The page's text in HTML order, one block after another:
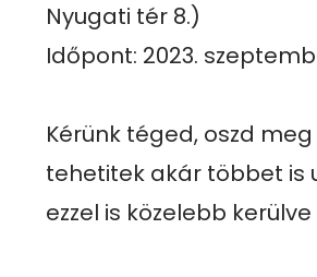
Nyugati tér 8.)
Időpont: 2023.
Kérünk téged, oszd
tehetitek akár többet
ezzel is közelebb